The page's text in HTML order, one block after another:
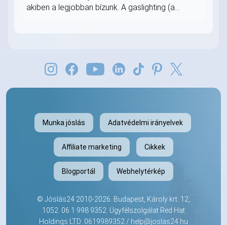
akiben a legjobban bízunk. A gaslighting (a...
Munka jóslás Adatvédelmi irányelvek
Affiliate marketing Cikkek
Blogportál Webhelytérkép
© Jóslás24 2010-2026. Budapest, Károly krt. 12,
1052. 06 1 998 9352. Ügyfélszolgálat Red Hat
Holdings LTD: 0619989352 / help@joslas24.hu